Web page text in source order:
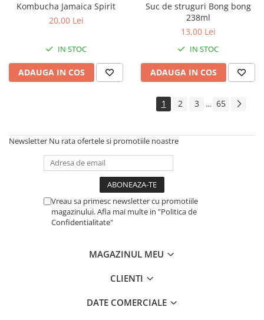
Kombucha Jamaica Spirit
20,00 Lei
IN STOC
ADAUGA IN COS
Suc de struguri Bong bong
238ml
13,00 Lei
IN STOC
ADAUGA IN COS
1 2 3 ... 65
Newsletter Nu rata ofertele si promotiile noastre
Vreau sa primesc newsletter cu promotiile
magazinului. Afla mai multe in "Politica de
Confidentialitate"
MAGAZINUL MEU
CLIENTI
DATE COMERCIALE